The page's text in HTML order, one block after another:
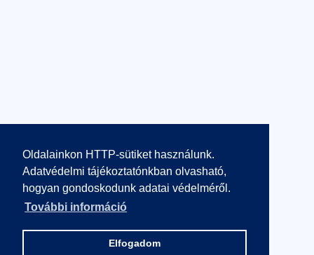
Oldalainkon HTTP-sütiket használunk.
Adatvédelmi tájékoztatónkban olvasható,
hogyan gondoskodunk adatai védelméről.
További információ
Elfogadom